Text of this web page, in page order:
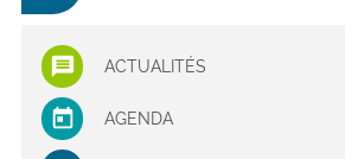
ACTUALITÉS
AGENDA